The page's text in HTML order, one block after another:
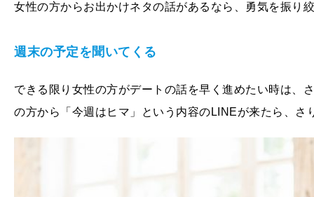
女性の方からお出かけネタの話があるなら、勇気を振り
週末の予定を聞いてくる
できる限り女性の方がデートの話を早く進めたい時は、
の方から「今週はヒマ」という内容のLINEが来たら、さ